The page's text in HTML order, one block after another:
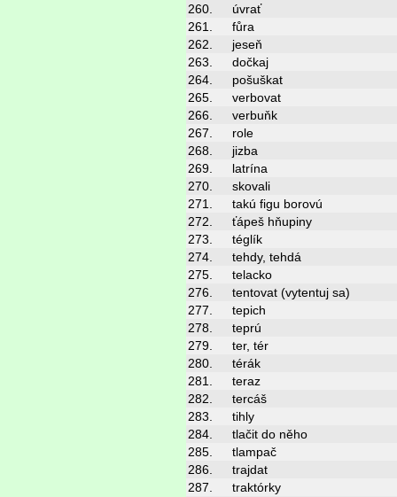
260.
úvrať
261.
fůra
262.
jeseň
263.
dočkaj
264.
pošuškat
265.
verbovat
266.
verbuňk
267.
role
268.
jizba
269.
latrína
270.
skovali
271.
takú figu borovú
272.
ťápeš hňupiny
273.
téglík
274.
tehdy, tehdá
275.
telacko
276.
tentovat (vytentuj sa)
277.
tepich
278.
teprú
279.
ter, tér
280.
térák
281.
teraz
282.
tercáš
283.
tihly
284.
tlačit do něho
285.
tlampač
286.
trajdat
287.
traktórky